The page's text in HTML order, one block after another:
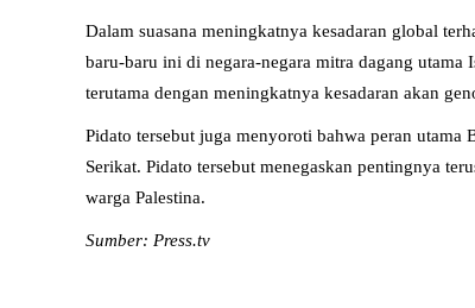
Dalam suasana meningkatnya kesadaran global
baru-baru ini di negara-negara mitra dagang
terutama dengan meningkatnya kesadaran akan
Pidato tersebut juga menyoroti bahwa peran
Serikat. Pidato tersebut menegaskan pentingnya
warga Palestina.
Sumber: Press.tv